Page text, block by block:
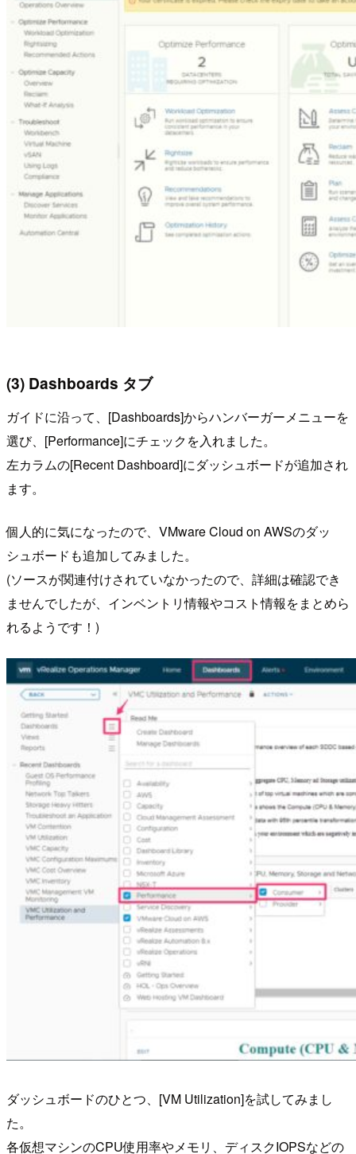
(3) Dashboards タブ
ガイドに沿って、[Dashboards]からハンバーガーメニューを
選び、[Performance]にチェックを入れました。
左カラムの[Recent Dashboard]にダッシュボードが追加され
ます。
個人的に気になったので、VMware Cloud on AWSのダッ
シュボードも追加してみました。
(ソースが関連付けされていなかったので、詳細は確認でき
ませんでしたが、インベントリ情報やコスト情報をまとめら
れるようです！)
ダッシュボードのひとつ、[VM Utilization]を試してみまし
た。
各仮想マシンのCPU使用率やメモリ、ディスクIOPSなどの